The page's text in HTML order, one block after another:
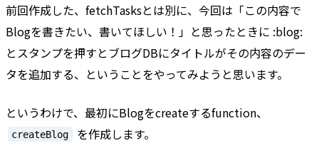
前回作成した、fetchTasksとは別に、今回は「この内容で
Blogを書きたい、書いてほしい！」と思ったときに :blog:
とスタンプを押すとブログDBにタイトルがその内容のデー
タを追加する、ということをやってみようと思います。
というわけで、最初にBlogをcreateするfunction、
createBlog を作成します。